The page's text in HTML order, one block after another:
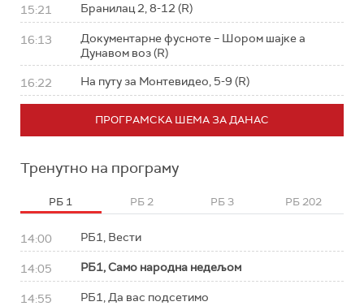
15:21 Бранилац 2, 8-12 (R)
16:13
Документарне фусноте – Шором шајке а
Дунавом воз (R)
16:22 На путу за Монтевидео, 5-9 (R)
ПРОГРАМСКА ШЕМА ЗА ДАНАС
Тренутно на програму
РБ 1 РБ 2 РБ 3 РБ 202
14:00 РБ1, Вести
14:05 РБ1, Само народна недељом
14:55 РБ1, Да вас подсетимо